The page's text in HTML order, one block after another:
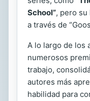
School”, pero
a través de
A lo largo de los
numerosos
trabajo,
autores más
habilidad para